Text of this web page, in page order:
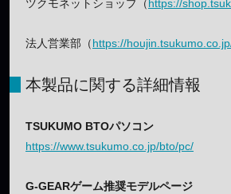
ツクモネットショップ（https://
法人営業部（https://
本製品に関する詳細情報
TSUKUMO BTOパソコン
https://www.tsukumo.co.jp/bto/pc/
G-GEARゲーム推奨モデルページ